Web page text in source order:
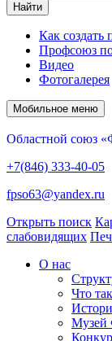
Найти
Как создать
Профсоюз
Видео
Фотогалерея
Мобильное меню
Областной союз
+7(846) 333-40-05
fpso63@yandex.ru
Открыть поиск
слабовидящих
О нас
Что